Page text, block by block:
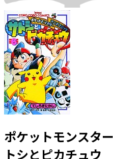
ポケットモンスタ
トシとピカチュウ